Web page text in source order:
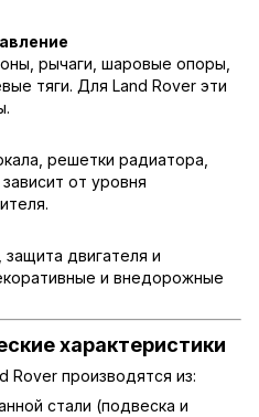
рычаги, шаровые опоры,
тяги. Для Land Rover эти
решетки радиатора,
от уровня
защита двигателя и
и внедорожные
характеристики
Rover производятся из:
стали (подвеска и